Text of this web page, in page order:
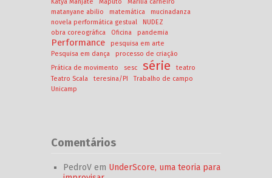
matanyane abilio
matemática
mucinadanza
novela performática gestual
NUDEZ
obra coreográfica
Oficina pandemia
Performance
pesquisa em arte
Pesquisa em dança
processo de criação
Prática de movimento
sesc série
teatro
Teatro Scala
teresina/PI
Trabalho de campo
Unicamp
Comentários
PedroV em UnderScore, uma teoria para